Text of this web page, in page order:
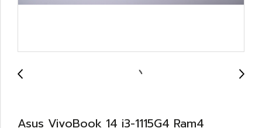
Asus VivoBook 14 i3-1115G4 Ram4